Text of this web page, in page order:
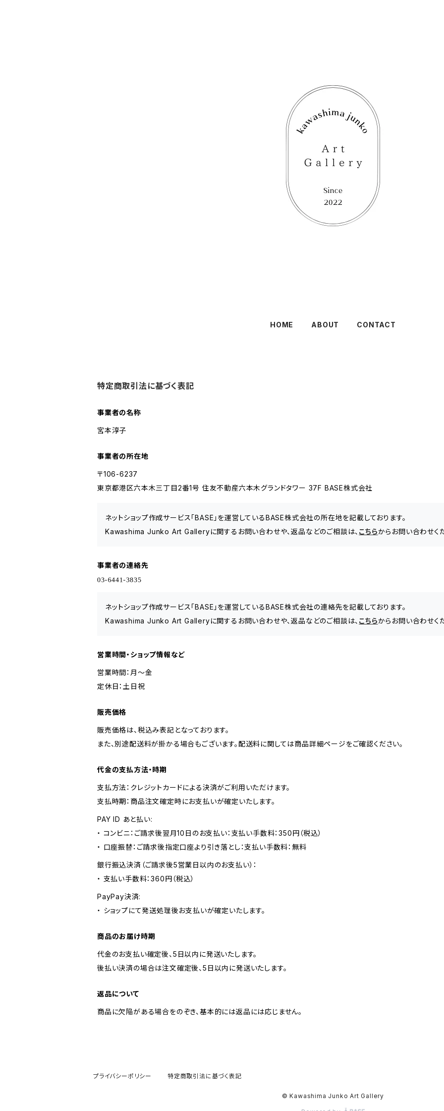
HOME ABOUT CONTACT
特定商取引法に基づく表記
事業者の名称
宮本淳子
事業者の所在地
〒106-6237
東京都港区六本木三丁目2番1号 住友不動産六本木グランドタワー 37F BASE株式会社
ネットショップ作成サービス「BASE」を運営しているBASE株式会社の所在地を記載しております。
Kawashima Junko Art Galleryに関するお問い合わせや、返品などのご相談は、 こちらからお問い合わせく
事業者の連絡先
ネットショップ作成サービス「BASE」を運営しているBASE株式会社の連絡先を記載しております。
Kawashima Junko Art Galleryに関するお問い合わせや、返品などのご相談は、 こちらからお問い合わせく
営業時間・ショップ情報など
営業時間：月〜金
定休日：土日祝
販売価格
販売価格は、税込み表記となっております。
また、別途配送料が掛かる場合もございます。配送料に関しては商品詳細ページをご確認ください。
代金の支払方法・時期
支払方法：クレジットカードによる決済がご利用いただけます。
支払時期：商品注文確定時にお支払いが確定いたします。
PAY ID あと払い:
・ コンビニ：ご請求後翌月10日のお支払い：支払い手数料：350円（税込）
・ 口座振替：ご請求後指定口座より引き落とし：支払い手数料：無料
銀行振込決済（ご請求後5営業日以内のお支払い）：
・ 支払い手数料：360円（税込）
PayPay決済:
・ ショップにて発送処理後お支払いが確定いたします。
商品のお届け時期
代金のお支払い確定後、5日以内に発送いたします。
後払い決済の場合は注文確定後、5日以内に発送いたします。
返品について
商品に欠陥がある場合をのぞき、基本的には返品には応じません。
プライバシーポリシー 特定商取引法に基づく表記
© Kawashima Junko Art Gallery